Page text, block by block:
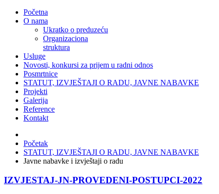
Početna
O nama
Ukratko o preduzeću
Organizaciona
struktura
Usluge
Novosti, konkursi za prijem u radni odnos
Posmrtnice
STATUT, IZVJEŠTAJI O RADU, JAVNE NABAVKE
Projekti
Galerija
Reference
Kontakt
Početak
STATUT, IZVJEŠTAJI O RADU, JAVNE NABAVKE
Javne nabavke i izvještaji o radu
IZVJESTAJ-JN-PROVEDENI-POSTUPCI-2022